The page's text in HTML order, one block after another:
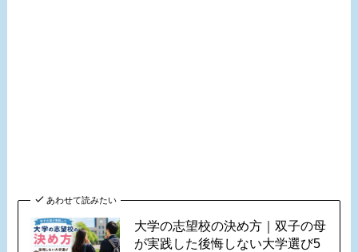
あわせて読みたい
大学の志望校の決め方｜双子の母
が実践した後悔しない大学選び5